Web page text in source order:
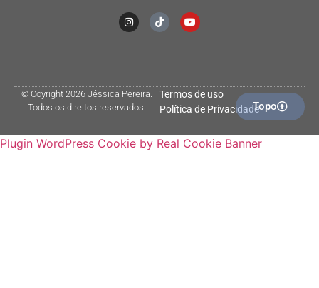
© Coyright 2026 Jéssica Pereira.
Todos os direitos reservados.
Termos de uso
Política de PrivacidadeTopo
Plugin WordPress Cookie by Real Cookie Banner